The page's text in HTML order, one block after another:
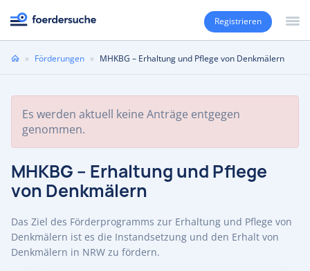
Registrieren
Sie
hier
» Förderungen » MHKBG – Erhaltung und Pflege von Denkmälern
Es werden aktuell keine Anträge entgegen
genommen.
MHKBG – Erhaltung und Pflege
von Denkmälern
Das Ziel des Förderprogramms zur Erhaltung und Pflege von
Denkmälern ist es die Instandsetzung und den Erhalt von
Denkmälern in NRW zu fördern.